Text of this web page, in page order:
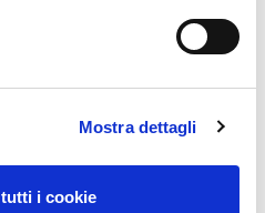
Mostra dettagli
i cookie
La quasi totalità
esistenti nel mercato
che necessitano ciò della
Al contrario il
Regalgrid è un sistema